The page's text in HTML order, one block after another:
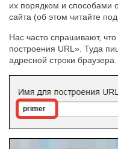
их порядком и способами
сайта (об этом читайте
Нас часто спрашивают,
построения URL». Туда
адресной строки браузера.